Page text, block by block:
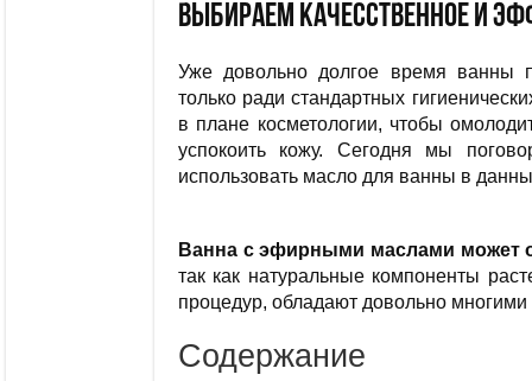
Выбираем качесственное и
Уже довольно долгое время ванны
только ради стандартных
в плане косметологии, чтобы
успокоить кожу. Сегодня мы
использовать масло для ванны в
Ванна с эфирными маслами может
так как натуральные компоненты
процедур, обладают довольно
Содержание